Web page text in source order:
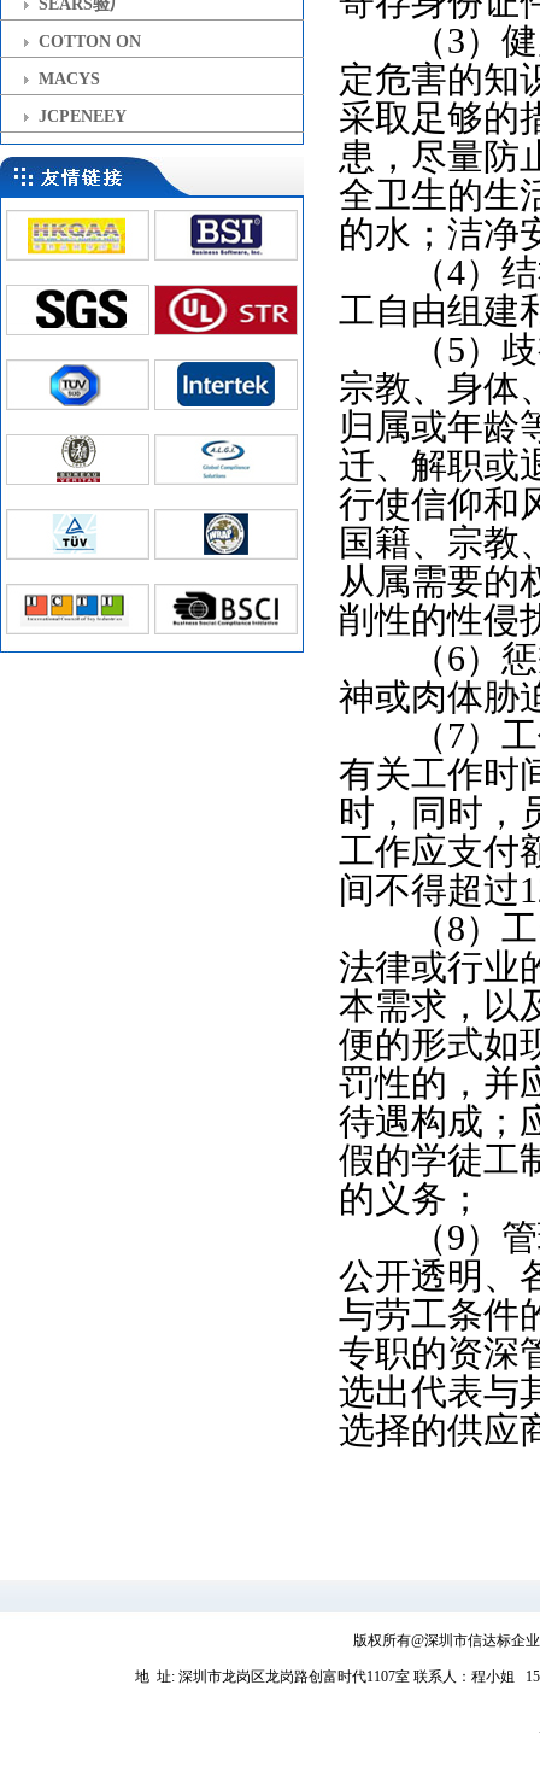
SEARS验厂
COTTON ON
MACYS
JCPENEEY
（3）健
定危害的知
采取足够的
患，尽量防
全卫生的生
的水；洁净
（4）结
工自由组建
（5）歧
宗教、身体
归属或年龄
迁、解职或
行使信仰和
国籍、宗教
从属需要的
削性的性侵
（6）惩
神或肉体胁
（7）工
有关工作时
时，同时，
工作应支付
间不得超过
（8）工
法律或行业
本需求，以
便的形式如
罚性的，并
待遇构成；
假的学徒工
的义务；
（9）管
公开透明、
与劳工条件
专职的资深
选出代表与
选择的供应
版权所有@深圳市信达标企
地 址: 深圳市龙岗区龙岗路创富时代1107室 联系人：程小姐